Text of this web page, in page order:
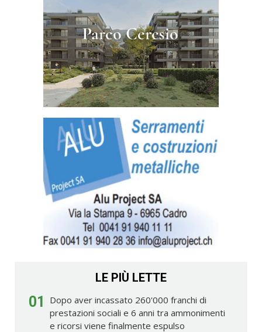
LE PIÙ LETTE
01
Dopo aver incassato 260'000 franchi di
prestazioni sociali e 6 anni tra ammonimenti
e ricorsi viene finalmente espulso